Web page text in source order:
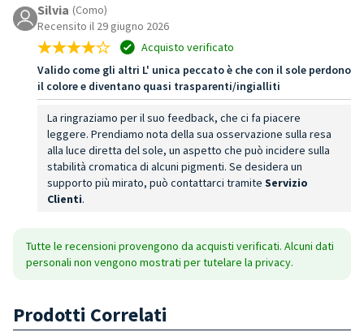
Silvia (Como)
Recensito il 29 giugno 2026
Acquisto verificato
Valido come gli altri L' unica peccato è che con il sole perdono
il colore e diventano quasi trasparenti/ingialliti
La ringraziamo per il suo feedback, che ci fa piacere
leggere. Prendiamo nota della sua osservazione sulla resa
alla luce diretta del sole, un aspetto che può incidere sulla
stabilità cromatica di alcuni pigmenti. Se desidera un
supporto più mirato, può contattarci tramite Servizio
Clienti.
Tutte le recensioni provengono da acquisti verificati. Alcuni dati
personali non vengono mostrati per tutelare la privacy.
Prodotti Correlati